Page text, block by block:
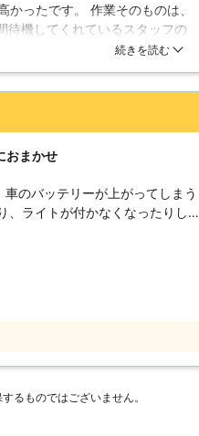
バッテリーが原因でなかった場合
いますよ。車に詳しいスタッフだ
します。ご安心くださいね。
化によって古いバッテリーの機
テリー上がり
ことで「どうしよう」そうなっ
大
メーカー：スバル 料金：
ったです。 作業そのものは、
待機してくれているスタッフの
物かもしれませんが、１０%程
続きを読む
おまかせ
のバッテリーが上がってしまう
、ライトが付かなくなったりして
が上がってしまったからかもしれ
「株式会社SRT」におまかせく
ドライトや室内灯を付けっぱな
ます。しかし車を動かさずに放
、2～3ヶ月も放置すれば電気が
実だから、何とかしないと……」
るものではございません。